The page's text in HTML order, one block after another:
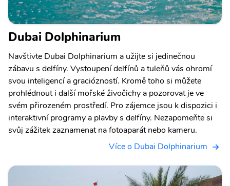
Dubai Dolphinarium
Navštivte Dubai Dolphinarium a užijte si jedinečnou
zábavu s delfíny. Vystoupení delfínů a tuleňů vás ohromí
svou inteligencí a graciózností. Kromě toho si můžete
prohlédnout i další mořské živočichy a pozorovat je ve
svém přirozeném prostředí. Pro zájemce jsou k dispozici i
interaktivní programy a plavby s delfíny. Nezapomeňte si
svůj zážitek zaznamenat na fotoaparát nebo kameru.
Více o Dubai Dolphinarium